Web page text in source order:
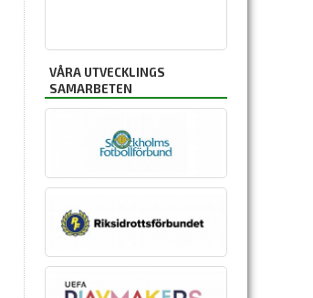
VÅRA UTVECKLINGS
SAMARBETEN